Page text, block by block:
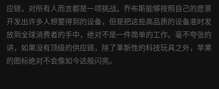
应链，对所有人而言都是一项挑战。乔布斯能够按照自己的愿景
开发出许多人想要得到的设备，但是把这些高品质的设备准时发
放到全球消费者的手中，绝对不是一件简单的工作。毫不夸张的
讲，如果没有顶级的供应链，除了革新性的科技玩具之外，苹果
的图标绝对不会像如今这般闪亮。